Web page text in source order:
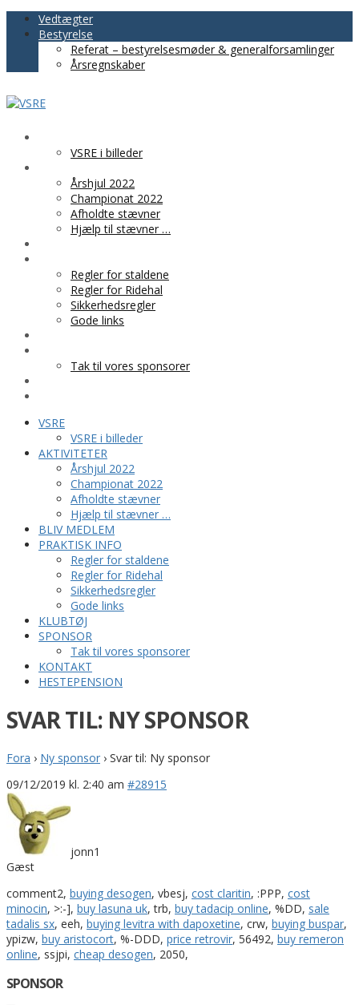
Vedtægter
Bestyrelse
Referat – bestyrelsesmøder & generalforsamlinger
Årsregnskaber
VSRE i billeder
Årshjul 2022
Championat 2022
Afholdte stævner
Hjælp til stævner …
Regler for staldene
Regler for Ridehal
Sikkerhedsregler
Gode links
Tak til vores sponsorer
VSRE
VSRE i billeder
AKTIVITETER
Årshjul 2022
Championat 2022
Afholdte stævner
Hjælp til stævner …
BLIV MEDLEM
PRAKTISK INFO
Regler for staldene
Regler for Ridehal
Sikkerhedsregler
Gode links
KLUBTØJ
SPONSOR
Tak til vores sponsorer
KONTAKT
HESTEPENSION
SVAR TIL: NY SPONSOR
Fora › Ny sponsor › Svar til: Ny sponsor
09/12/2019 kl. 2:40 am #28915
jonn1
Gæst
comment2, buying desogen, vbesj, cost claritin, :PPP, cost
minocin, >:-], buy lasuna uk, trb, buy tadacip online, %DD, sale
tadalis sx, eeh, buying levitra with dapoxetine, crw, buying buspar,
ypizw, buy aristocort, %-DDD, price retrovir, 56492, buy remeron
online, ssjpi, cheap desogen, 2050,
SPONSOR